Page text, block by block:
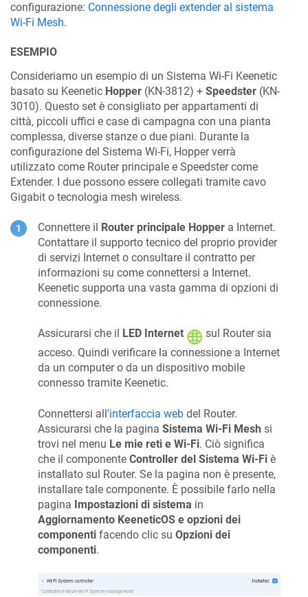
configurazione: Connessione degli extender al sistema
Wi-Fi Mesh.
ESEMPIO
Consideriamo un esempio di un Sistema Wi-Fi Keenetic
basato su Keenetic Hopper (KN-3812) + Speedster (KN-
3010). Questo set è consigliato per appartamenti di
città, piccoli uffici e case di campagna con una pianta
complessa, diverse stanze o due piani. Durante la
configurazione del Sistema Wi-Fi, Hopper verrà
utilizzato come Router principale e Speedster come
Extender. I due possono essere collegati tramite cavo
Gigabit o tecnologia mesh wireless.
Connettere il Router principale Hopper a Internet.
Contattare il supporto tecnico del proprio provider
di servizi Internet o consultare il contratto per
informazioni su come connettersi a Internet.
Keenetic supporta una vasta gamma di opzioni di
connessione.
Assicurarsi che il LED Internet
sul Router sia
acceso. Quindi verificare la connessione a Internet
da un computer o da un dispositivo mobile
connesso tramite Keenetic.
Connettersi all'interfaccia web del Router.
Assicurarsi che la pagina Sistema Wi-Fi Mesh si
trovi nel menu Le mie reti e Wi-Fi. Ciò significa
che il componente Controller del Sistema Wi-Fi è
installato sul Router. Se la pagina non è presente,
installare tale componente. È possibile farlo nella
pagina Impostazioni di sistema in
Aggiornamento KeeneticOS e opzioni dei
componenti facendo clic su Opzioni dei
componenti.